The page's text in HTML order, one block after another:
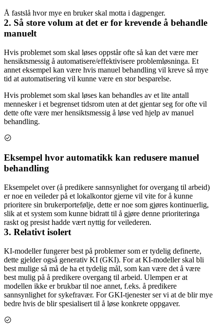
Å fastslå hvor mye en bruker skal motta i dagpenger.
2. Så store volum at det er for krevende å behandle
manuelt
Hvis problemet som skal løses oppstår ofte så kan det være mer
hensiktsmessig å automatisere/effektivisere problemløsninga. Et
annet eksempel kan være hvis manuel behandling vil kreve så mye
tid at automatisering vil kunne være en stor besparelse.
Hvis problemet som skal løses kan behandles av et lite antall
mennesker i et begrenset tidsrom uten at det gjentar seg for ofte vil
dette ofte være mer hensiktsmessig å løse ved hjelp av manuel
behandling.
Eksempel hvor automatikk kan redusere manuel
behandling
Eksempelet over (å predikere sannsynlighet for overgang til arbeid)
er noe en veileder på et lokalkontor gjerne vil vite for å kunne
prioritere sin brukerportefølje, dette er noe som gjøres kontinuerlig,
slik at et system som kunne bidratt til å gjøre denne prioriteringa
raskt og presist hadde vært nyttig for veilederen.
3. Relativt isolert
KI-modeller fungerer best på problemer som er tydelig definerte,
dette gjelder også generativ KI (GKI). For at KI-modeller skal bli
best mulige så må de ha et tydelig mål, som kan være det å være
best mulig på å predikere overgang til arbeid. Ulempen er at
modellen ikke er brukbar til noe annet, f.eks. å predikere
sannsynlighet for sykefravær. For GKI-tjenester ser vi at de blir mye
bedre hvis de blir spesialisert til å løse konkrete oppgaver.